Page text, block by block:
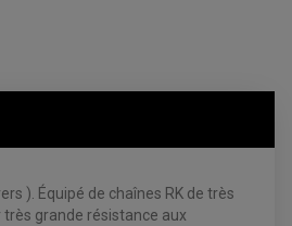
). Équipé de chaînes RK de très
grande résistance aux